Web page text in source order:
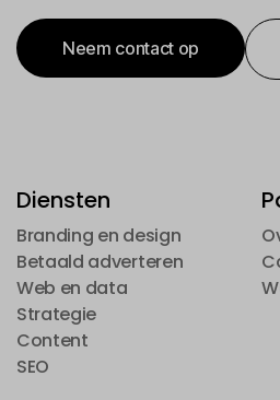
Neem contact op
Diensten
Branding en design
Branding en design
Betaald adverteren
Betaald adverteren
Web en data
Web en data
Strategie
Strategie
Content
Content
SEO